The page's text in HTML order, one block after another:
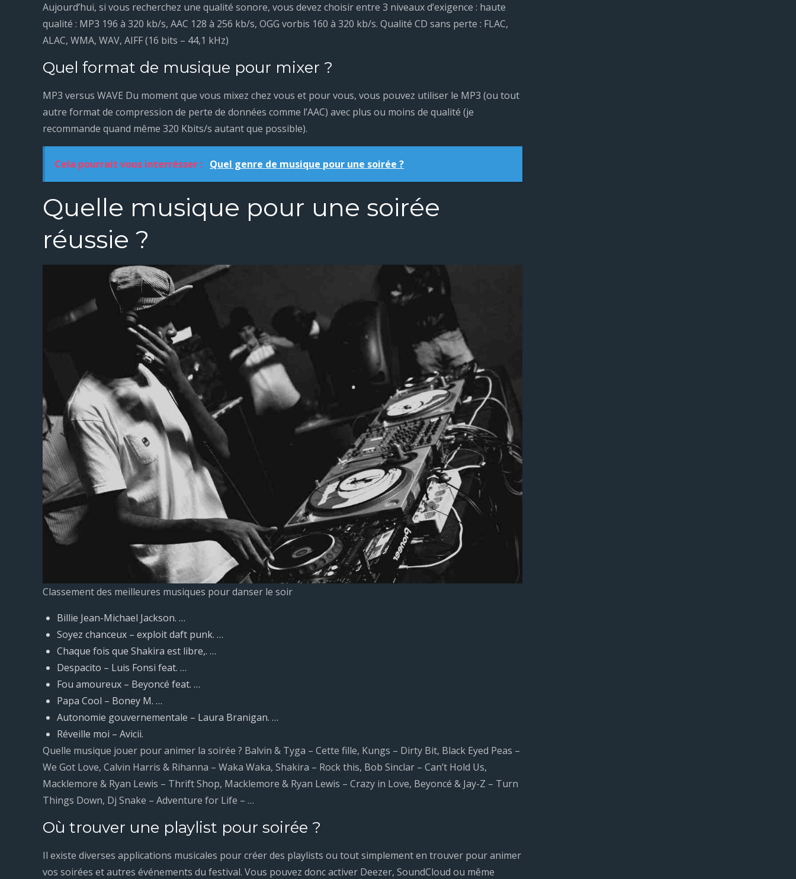
Aujourd’hui, si vous recherchez une qualité sonore, vous devez choisir entre 3 niveaux d’exigence : haute
qualité : MP3 196 à 320 kb/s, AAC 128 à 256 kb/s, OGG vorbis 160 à 320 kb/s. Qualité CD sans perte : FLAC,
ALAC, WMA, WAV, AIFF (16 bits – 44,1 kHz)
Quel format de musique pour mixer ?
MP3 versus WAVE Du moment que vous mixez chez vous et pour vous, vous pouvez utiliser le MP3 (ou tout
autre format de compression de perte de données comme l’AAC) avec plus ou moins de qualité (je
recommande quand même 320 Kbits/s autant que possible).
Cela pourrait vous interrésser : Quel genre de musique pour une soirée ?
Quelle musique pour une soirée
réussie ?
Classement des meilleures musiques pour danser le soir
Billie Jean-Michael Jackson. …
Soyez chanceux – exploit daft punk. …
Chaque fois que Shakira est libre,. …
Despacito – Luis Fonsi feat. …
Fou amoureux – Beyoncé feat. …
Papa Cool – Boney M. …
Autonomie gouvernementale – Laura Branigan. …
Réveille moi – Avicii.
Quelle musique jouer pour animer la soirée ? Balvin & Tyga – Cette fille, Kungs – Dirty Bit, Black Eyed Peas –
We Got Love, Calvin Harris & Rihanna – Waka Waka, Shakira – Rock this, Bob Sinclar – Can’t Hold Us,
Macklemore & Ryan Lewis – Thrift Shop, Macklemore & Ryan Lewis – Crazy in Love, Beyoncé & Jay-Z – Turn
Things Down, Dj Snake – Adventure for Life – …
Où trouver une playlist pour soirée ?
Il existe diverses applications musicales pour créer des playlists ou tout simplement en trouver pour animer
vos soirées et autres événements du festival. Vous pouvez donc activer Deezer, SoundCloud ou même